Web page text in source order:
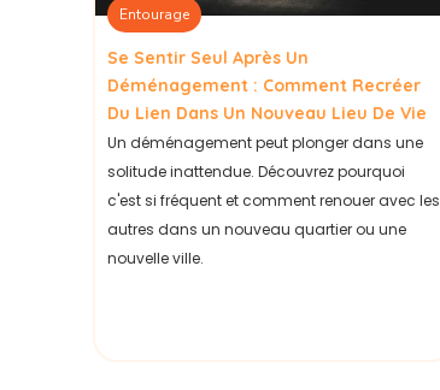
Entourage
Se Sentir Seul Après Un
Déménagement : Comment Recréer
Du Lien Dans Un Nouveau Lieu De Vie
Un déménagement peut plonger dans une
solitude inattendue. Découvrez pourquoi
c'est si fréquent et comment renouer avec les
autres dans un nouveau quartier ou une
nouvelle ville.